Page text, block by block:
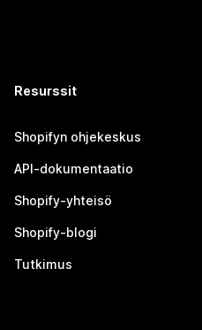
Resurssit
Shopifyn ohjekeskus
API-dokumentaatio
Shopify-yhteisö
Shopify-blogi
Tutkimus